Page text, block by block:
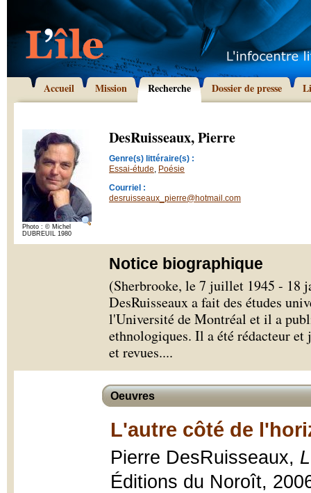
Accueil Mission Recherche Dossier de presse
Photo : © Michel
DUBREUIL 1980
DesRuisseaux, Pierre
Genre(s) littéraire(s) :
Essai-étude, Poésie
Courriel :
desruisseaux_pierre@hotmail.com
Notice biographique
(Sherbrooke, le 7 juillet 1945 - 18
DesRuisseaux a fait des études
l'Université de Montréal et il a
ethnologiques. Il a été rédacteur
et revues....
Oeuvres
L'autre côté de
Pierre DesRuisseaux,
Éditions du Noroît,